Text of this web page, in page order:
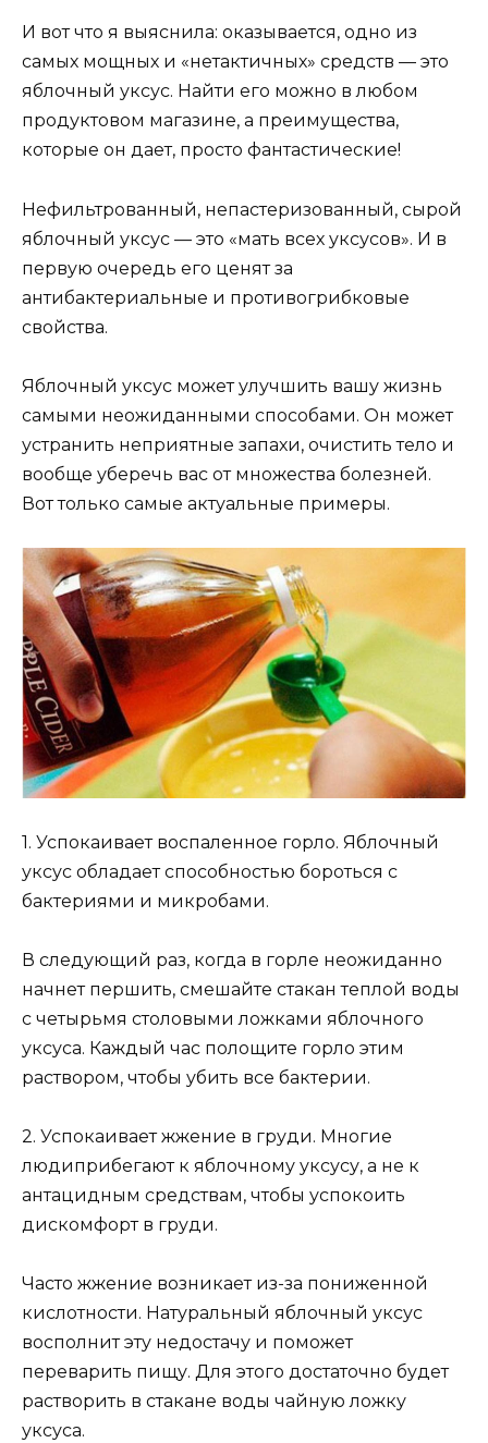
И вот что я выяснила: оказывается, одно из
самых мощных и «нетактичных» средств — это
яблочный уксус. Найти его можно в любом
продуктовом магазине, а преимущества,
которые он дает, просто фантастические!
Нефильтрованный, непастеризованный, сырой
яблочный уксус — это «мать всех уксусов». И в
первую очередь его ценят за
антибактериальные и противогрибковые
свойства.
Яблочный уксус может улучшить вашу жизнь
самыми неожиданными способами. Он может
устранить неприятные запахи, очистить тело и
вообще уберечь вас от множества болезней.
Вот только самые актуальные примеры.
1. Успокаивает воспаленное горло. Яблочный
уксус обладает способностью бороться с
бактериями и микробами.
В следующий раз, когда в горле неожиданно
начнет першить, смешайте стакан теплой воды
с четырьмя столовыми ложками яблочного
уксуса. Каждый час полощите горло этим
раствором, чтобы убить все бактерии.
2. Успокаивает жжение в груди. Многие
людиприбегают к яблочному уксусу, а не к
антацидным средствам, чтобы успокоить
дискомфорт в груди.
Часто жжение возникает из-за пониженной
кислотности. Натуральный яблочный уксус
восполнит эту недостачу и поможет
переварить пищу. Для этого достаточно будет
растворить в стакане воды чайную ложку
уксуса.